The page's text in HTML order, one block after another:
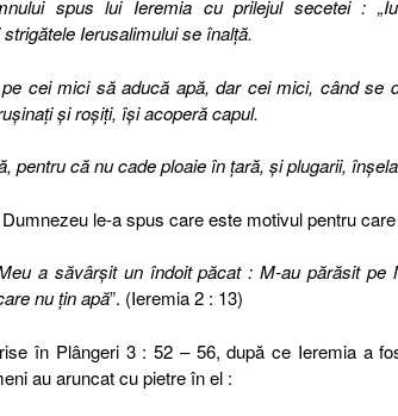
spus lui Ieremia cu prilejul secetei :
Ierusalimului se înalţă.
cei mici să aducă apă, dar cei mici, când
şi roşiţi, îşi acoperă capul.
pentru că nu cade ploaie în ţară, şi plugarii,
le-a spus care este motivul pentru
a săvârşit un îndoit păcat : M-au părăsit pe
nu ţin apă”. (Ieremia 2 : 13)
în Plângeri 3 : 52 – 56, după ce Ieremia a
au aruncat cu pietre în el :